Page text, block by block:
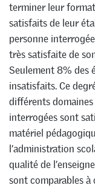
terminer leur
satisfaits de leur
personne
très satisfaite de
Seulement 8% des
insatisfaits. Ce
différents domaines
interrogées sont
matériel
l’administration
qualité de
sont comparables à